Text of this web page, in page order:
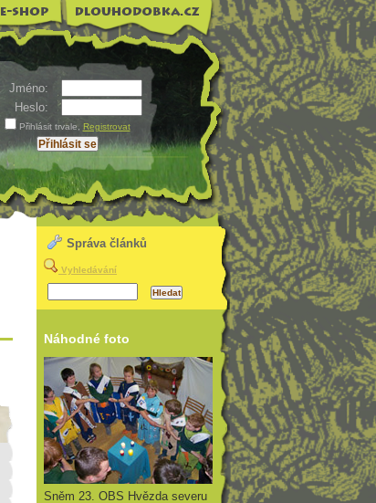
Jméno:
Heslo:
Přihlásit trvale Registrovat
Správa článků
Vyhledávání
Náhodné foto
Sněm 23. OBS Hvězda severu